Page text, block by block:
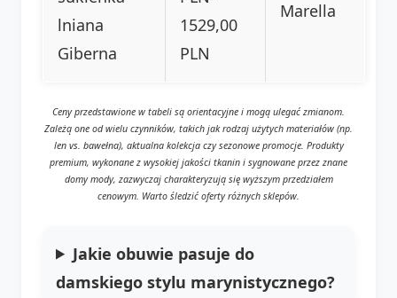
lniana
Giberna
1529,00
PLN
Marella
Ceny przedstawione w tabeli są orientacyjne i mogą ulegać zmianom.
Zależą one od wielu czynników, takich jak rodzaj użytych materiałów (np.
len vs. bawełna), aktualna kolekcja czy sezonowe promocje. Produkty
premium, wykonane z wysokiej jakości tkanin i sygnowane przez znane
domy mody, zazwyczaj charakteryzują się wyższym przedziałem
cenowym. Warto śledzić oferty różnych sklepów.
Jakie obuwie pasuje do
damskiego stylu marynistycznego?